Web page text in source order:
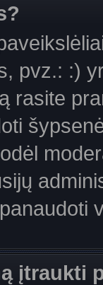
pvz.: :)
rasite
įtraukti